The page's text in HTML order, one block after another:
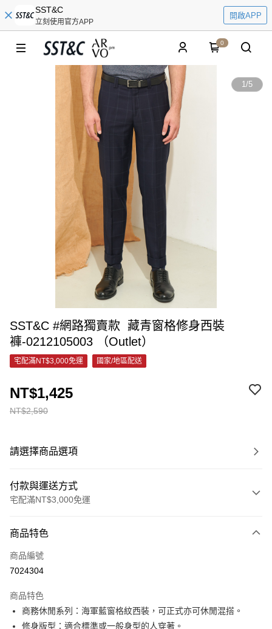
SST&C
立刻使用官方APP
開啟APP
0
1/5
SST&C #網路獨賣款 藏青窗格修身西裝
褲-0212105003 （Outlet）
宅配滿NT$3,000免運 國家/地區配送
NT$2,590
NT$1,425
請選擇商品選項
付款與運送方式
宅配滿NT$3,000免運
信用卡一次付款
信用卡分期付款
合作金庫商業銀行
華南商業銀行
彰化商業銀行
上海商業儲蓄銀行
台北富邦商業銀行
6 期 0 利率 每期
LINE Pay
商品特色
商品編號
7024304
商品特色
商務休閒系列：海軍藍窗格紋西裝，可正式亦可休閒混搭。
修身版型：適合標準或一般身型的人穿著。